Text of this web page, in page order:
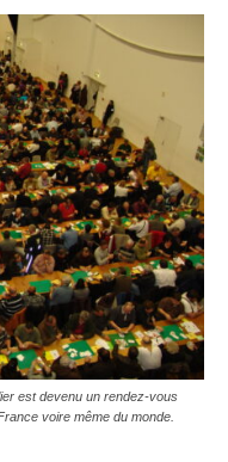
est devenu un rendez-vous
voire même du monde.